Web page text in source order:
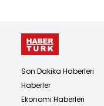
Son Dakika Haberleri
Haberler
Ekonomi Haberleri